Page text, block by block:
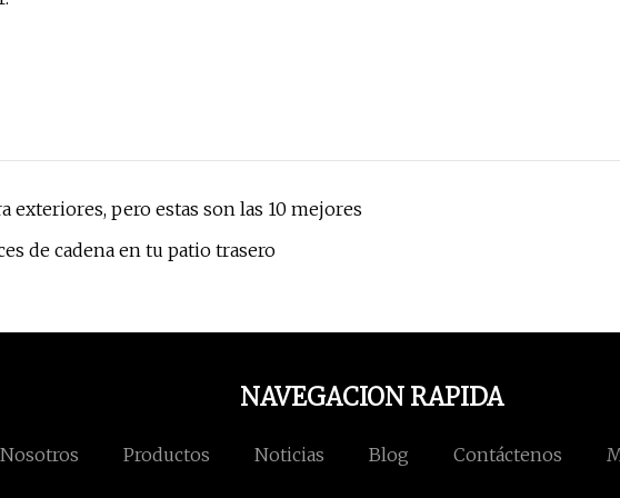
exteriores, pero estas son las 10 mejores
de cadena en tu patio trasero
NAVEGACION RAPIDA
Productos Noticias Blog Contáctenos